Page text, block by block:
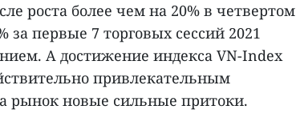
роста более чем на 20% в четвертом
за первые 7 торговых сессий 2021
А достижение индекса VN-Index
привлекательным
рынок новые сильные притоки.